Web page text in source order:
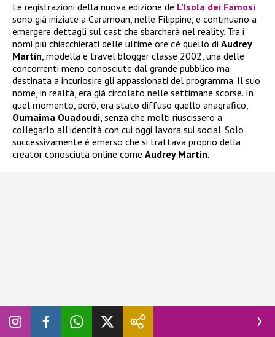
Le registrazioni della nuova edizione de L’Isola dei Famosi
sono già iniziate a Caramoan, nelle Filippine, e continuano a
emergere dettagli sul cast che sbarcherà nel reality. Tra i
nomi più chiacchierati delle ultime ore c’è quello di Audrey
Martin, modella e travel blogger classe 2002, una delle
concorrenti meno conosciute dal grande pubblico ma
destinata a incuriosire gli appassionati del programma. Il suo
nome, in realtà, era già circolato nelle settimane scorse. In
quel momento, però, era stato diffuso quello anagrafico,
Oumaima Ouadoudi, senza che molti riuscissero a
collegarlo all’identità con cui oggi lavora sui social. Solo
successivamente è emerso che si trattava proprio della
creator conosciuta online come Audrey Martin.